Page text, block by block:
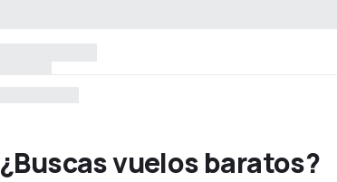
¿Buscas vuelos baratos?